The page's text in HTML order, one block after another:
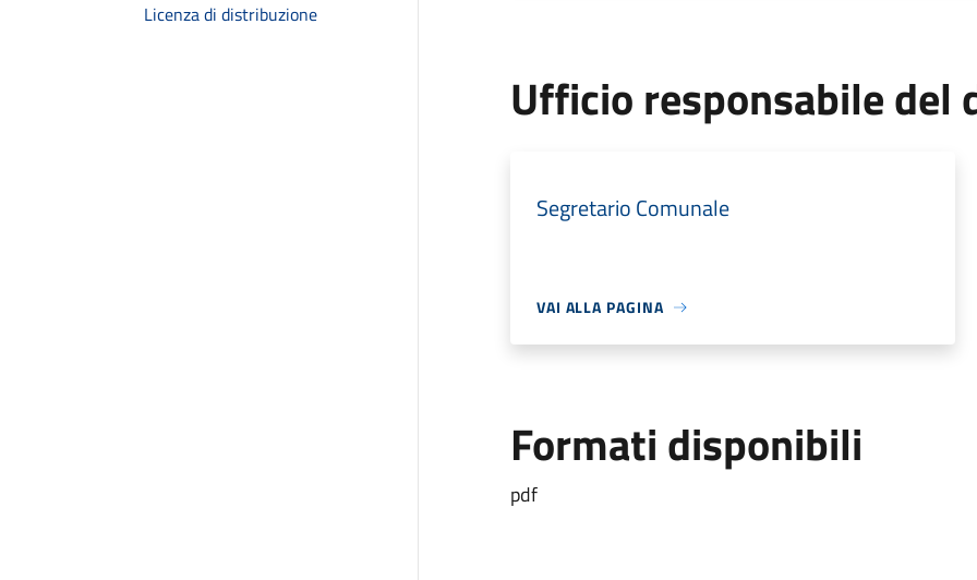
Licenza di distribuzione
Ufficio responsabile del
Segretario Comunale
VAI ALLA PAGINA
Formati disponibili
pdf